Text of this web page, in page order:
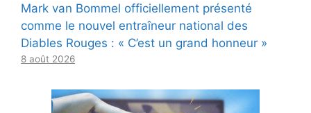
Mark van Bommel officiellement présenté
comme le nouvel entraîneur national des
Diables Rouges : « C’est un grand honneur »
8 août 2026